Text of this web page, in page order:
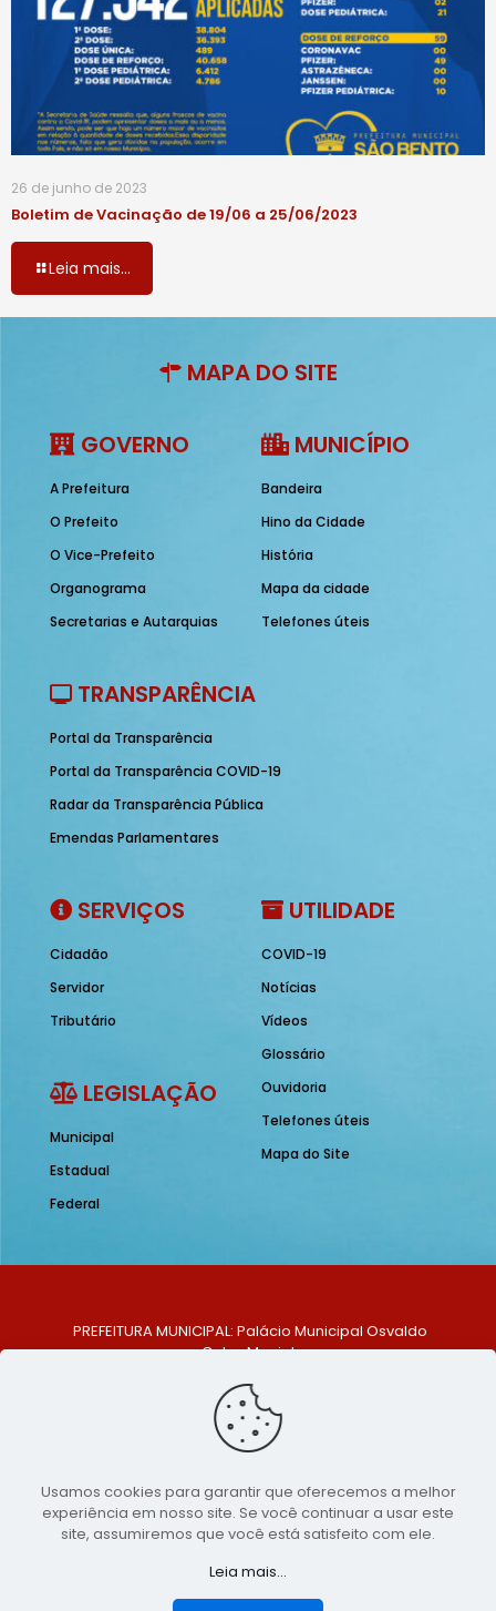
26 de junho de 2023
Boletim de Vacinação de 19/06 a 25/06/2023
Leia mais...
MAPA DO SITE
GOVERNO
A Prefeitura
O Prefeito
O Vice-Prefeito
Organograma
Secretarias e Autarquias
MUNICÍPIO
Bandeira
Hino da Cidade
História
Mapa da cidade
Telefones úteis
TRANSPARÊNCIA
Portal da Transparência
Portal da Transparência COVID-19
Radar da Transparência Pública
Emendas Parlamentares
SERVIÇOS
Cidadão
Servidor
Tributário
LEGISLAÇÃO
Municipal
Estadual
Federal
UTILIDADE
COVID-19
Notícias
Vídeos
Glossário
Ouvidoria
Telefones úteis
Mapa do Site
PREFEITURA MUNICIPAL: Palácio Municipal Osvaldo
Celso Maciel
Centro, São Bento do Una - PE. CEP: 553370-128
TELEFONE: (81) 99548-1569
E-MAIL: ouvidoria@saobentodouna.pe.gov.br
Copyright 2021-2026 - Assessoria de Comunicação da
Prefeitura de São Bento do Una - PE
publicidadeLumusWeb - Agência Digital
Usamos cookies para garantir que oferecemos a melhor
experiência em nosso site. Se você continuar a usar este
site, assumiremos que você está satisfeito com ele.
Leia mais...